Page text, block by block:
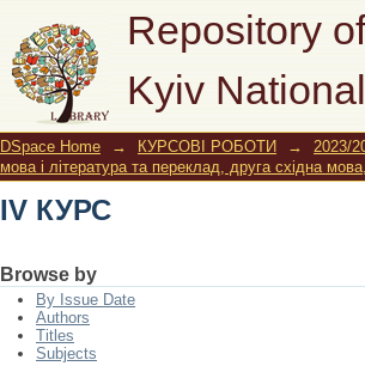
Repository of
Kyiv
IV КУРС
DSpace Home → КУРСОВІ РОБОТИ → 2023/
мова і література та переклад, друга східна
IV КУРС
Browse by
By Issue Date
Authors
Titles
Subjects